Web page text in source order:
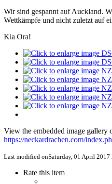
Wir sind gespannt auf Auckland.
Wettkämpfe und nicht zuletzt auf
Kia Ora!
View the embedded image gallery
https://neckardrachen.com/
Last modified onSaturday, 01 April 2017
Rate this item